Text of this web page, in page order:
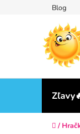
Blog
Domov
/